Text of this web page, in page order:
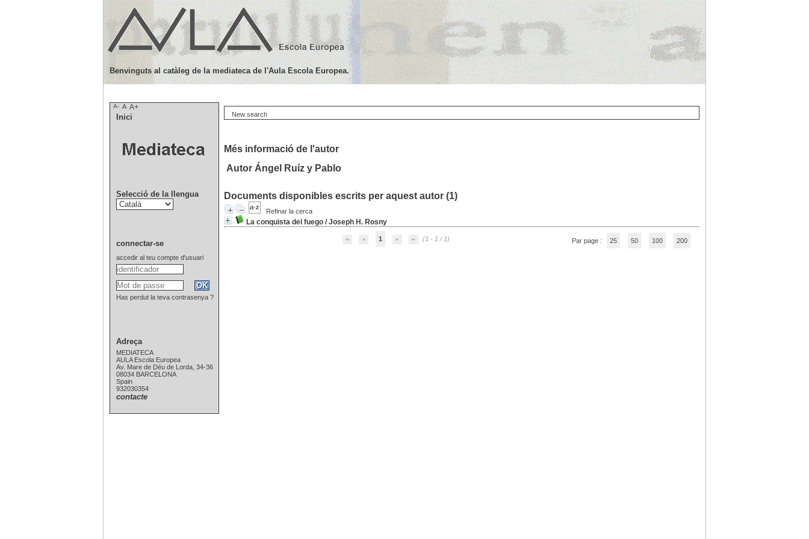
New search
Més informació de l'autor
Autor Ángel Ruíz y Pablo
Documents disponibles escrits per aquest autor (1)
Refinar la cerca
La conquista del fuego /Joseph H. Rosny
1 (1 - 1 / 1) Par page : 25 50 100 200
Benvinguts al catàleg de la mediateca de l'Aula Escola Europea.
A- A A+
Inici
Selecció de la llengua
connectar-se
accedir al teu compte d'usuari
Has perdut la teva contrasenya ?
Adreça
MEDIATECA
AULA Escola Europea
Av. Mare de Déu de Lorda, 34-36
08034 BARCELONA
Spain
932030354
contacte